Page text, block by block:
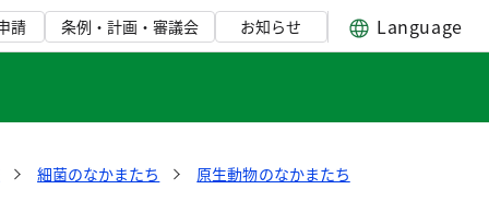
請 条例・計画・審議会 お知らせ Language
細菌のなかまたち
原生動物のなかまたち